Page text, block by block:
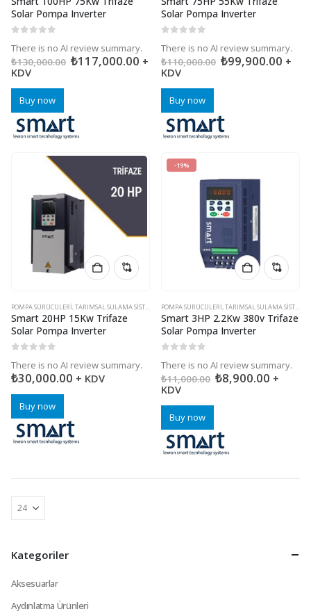
Solar Pompa Inverter
There is no AI review summary.
₺130,000.00 ₺117,000.00 +
KDV
Buy now
Solar Pompa Inverter
There is no AI review summary.
₺110,000.00 ₺99,900.00 +
KDV
Buy now
POMPA SÜRÜCÜLERI,TARIMSAL SULAMA SISTEMLERI
Smart 20HP 15Kw Trifaze
Solar Pompa Inverter
There is no AI review summary.
₺30,000.00 + KDV
Buy now
-19%
POMPA SÜRÜCÜLERI,TARIMSAL SULAMA SISTEMLERI
Smart 3HP 2.2Kw 380v Trifaze
Solar Pompa Inverter
There is no AI review summary.
₺11,000.00 ₺8,900.00 +
KDV
Buy now
Kategoriler
Aksesuarlar
Aydınlatma Ürünleri